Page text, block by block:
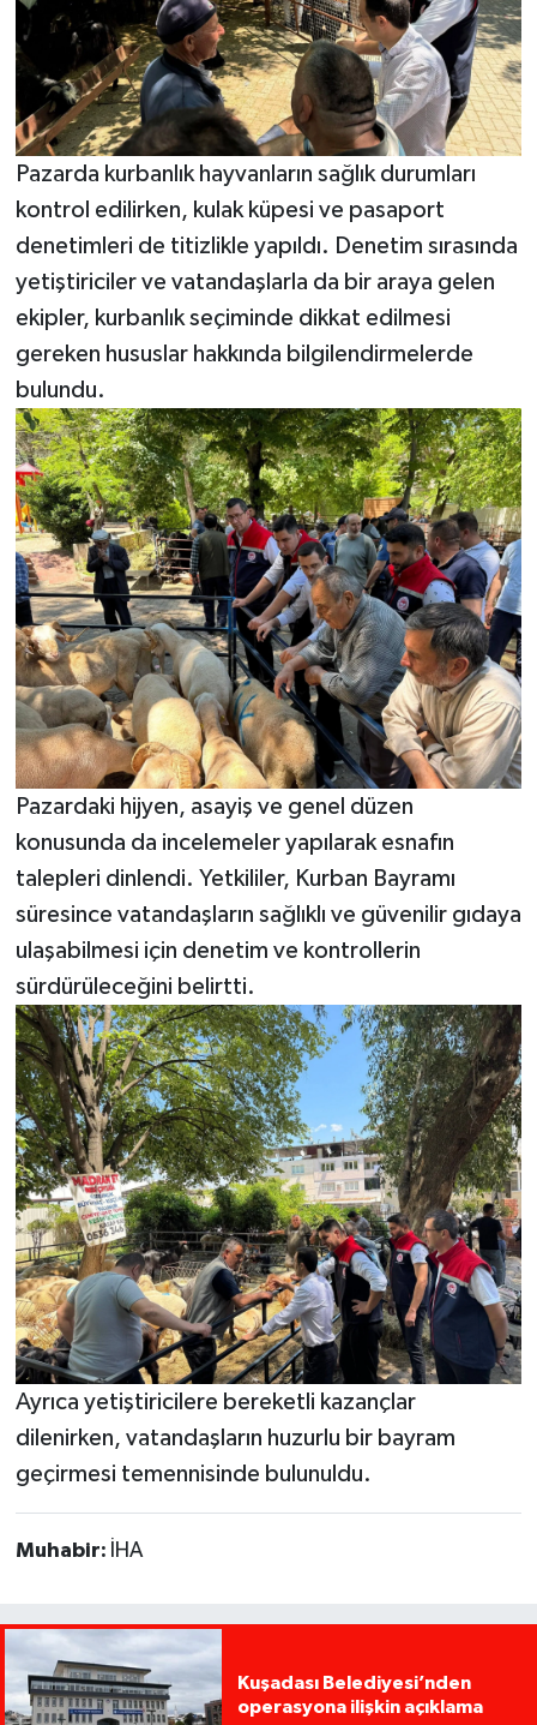
Pazarda kurbanlık hayvanların sağlık durumları
kontrol edilirken, kulak küpesi ve pasaport
denetimleri de titizlikle yapıldı. Denetim sırasında
yetiştiriciler ve vatandaşlarla da bir araya gelen
ekipler, kurbanlık seçiminde dikkat edilmesi
gereken hususlar hakkında bilgilendirmelerde
bulundu.
Pazardaki hijyen, asayiş ve genel düzen
konusunda da incelemeler yapılarak esnafın
talepleri dinlendi. Yetkililer, Kurban Bayramı
süresince vatandaşların sağlıklı ve güvenilir gıdaya
ulaşabilmesi için denetim ve kontrollerin
sürdürüleceğini belirtti.
Ayrıca yetiştiricilere bereketli kazançlar
dilenirken, vatandaşların huzurlu bir bayram
geçirmesi temennisinde bulunuldu.
Muhabir: İHA
Kuşadası Belediyesi’nden
operasyona ilişkin açıklama